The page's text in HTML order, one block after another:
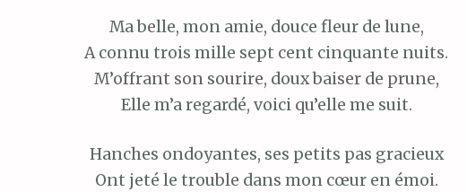
Ma belle, mon amie, douce fleur de lune,
A connu trois mille sept cent cinquante nuits.
M’offrant son sourire, doux baiser de prune,
Elle m’a regardé, voici qu’elle me suit.
Hanches ondoyantes, ses petits pas gracieux
Ont jeté le trouble dans mon cœur en émoi.